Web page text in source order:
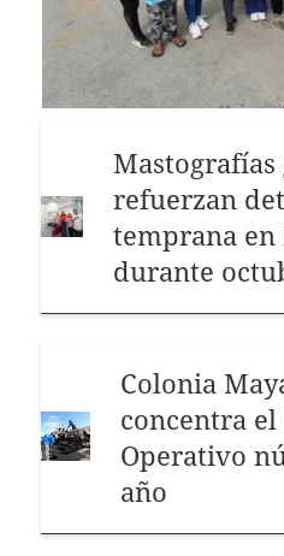
refuerzan
temprana
durante
Colonia
concentra el
Operativo
año